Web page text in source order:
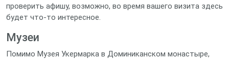
проверить афишу, возможно, во время вашего визита здесь
будет что-то интересное.
Музеи
Помимо Музея Укермарка в Доминиканском монастыре,